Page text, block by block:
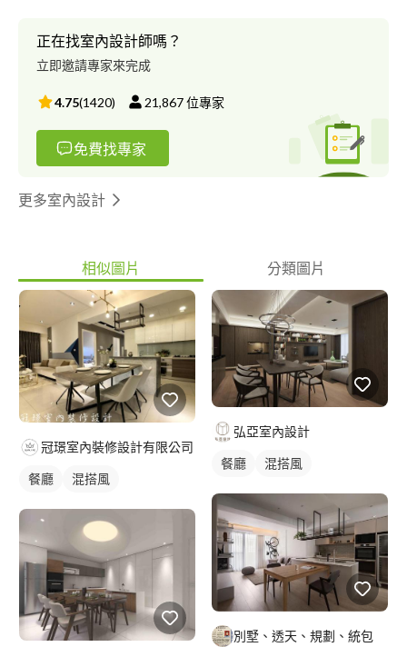
正在找室內設計師嗎？
立即邀請專家來完成
4.75(1420) 21,867位專家
免費找專家
更多室內設計
相似圖片 分類圖片
冠璟室內裝修設計有限公司
餐廳 混搭風
弘亞室內設計
餐廳 混搭風
別墅、透天、規劃、統包